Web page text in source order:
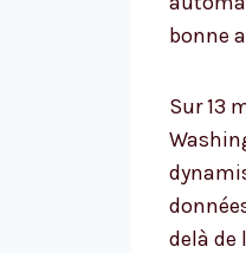
bonne
Sur 13
delà de